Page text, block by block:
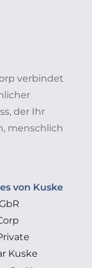
verbindet
der Ihr
menschlich
von Kuske
Kuske